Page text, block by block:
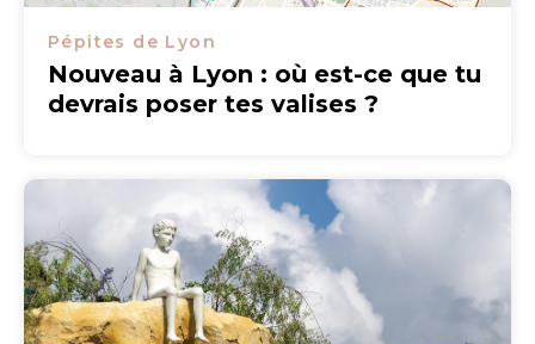
Pépites de Lyon
Nouveau à Lyon : où est-ce que tu
devrais poser tes valises ?